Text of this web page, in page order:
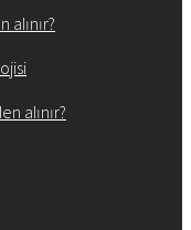
alınır?